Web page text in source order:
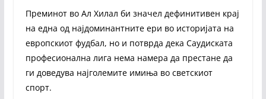
Преминот во Ал Хилал би значел дефинитивен крај
на една од најдоминантните ери во историјата на
европскиот фудбал, но и потврда дека Саудиската
професионална лига нема намера да престане да
ги доведува најголемите имиња во светскиот
спорт.